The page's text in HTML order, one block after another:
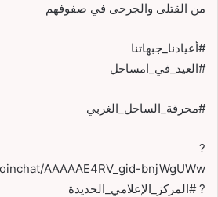
من القتلى والجرحى في صفوفهم
#أعيادنا_جبهاتنا
#العيد_في_امساحل
#محرقة_الساحل_الغربي
?
AAAAAE4RV_gid-bnjWgUWw
? #المركز_الإعلامي_الحديدة